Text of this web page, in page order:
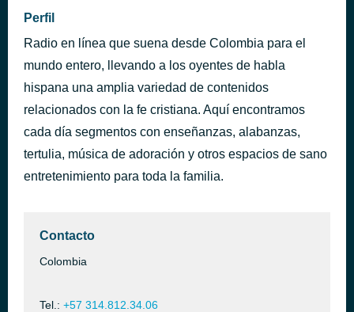
021
Sueño de Morir (En Vivo)
Alex Campos WwW.LibreriaNazareth.NeT
hace 51 minutos
Perfil
Radio en línea que suena desde Colombia para el
mundo entero, llevando a los oyentes de habla
hispana una amplia variedad de contenidos
relacionados con la fe cristiana. Aquí encontramos
cada día segmentos con enseñanzas, alabanzas,
tertulia, música de adoración y otros espacios de sano
entretenimiento para toda la familia.
Contacto
Colombia
Tel.: +57 314.812.34.06